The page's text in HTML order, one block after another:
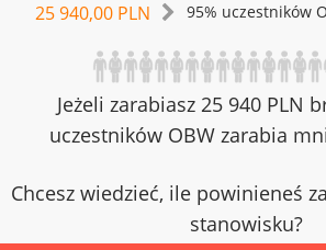
25 940,00 PLN 95% uczestników
Jeżeli zarabiasz 25 940 PLN
uczestników OBW zarabia
Chcesz wiedzieć, ile powinieneś
stanowisku?